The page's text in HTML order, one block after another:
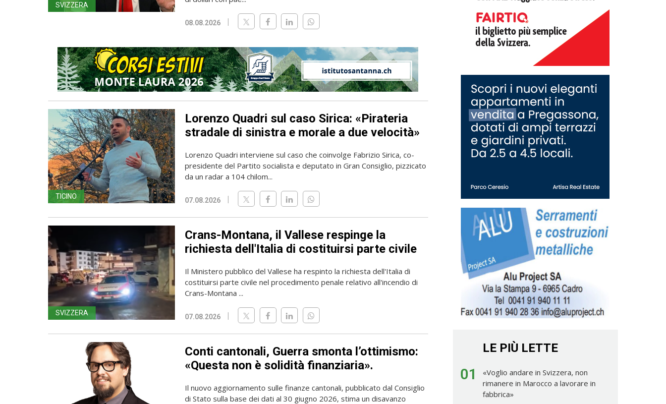
SVIZZERA
08.08.2026
TICINO
Lorenzo Quadri sul caso Sirica: «Pirateria
stradale di sinistra e morale a due velocità»
Lorenzo Quadri interviene sul caso che coinvolge Fabrizio Sirica, co-
presidente del Partito socialista e deputato in Gran Consiglio, pizzicato
da un radar a 104 chilom...
07.08.2026
SVIZZERA
Crans-Montana, il Vallese respinge la
richiesta dell'Italia di costituirsi parte civile
Il Ministero pubblico del Vallese ha respinto la richiesta dell'Italia di
costituirsi parte civile nel procedimento penale relativo all'incendio di
Crans-Montana ...
07.08.2026
Conti cantonali, Guerra smonta l’ottimismo:
«Questa non è solidità finanziaria».
Il nuovo aggiornamento sulle finanze cantonali, pubblicato dal Consiglio
di Stato sulla base dei dati al 30 giugno 2026, stima un disavanzo
LE PIÙ LETTE
01
«Voglio andare in Svizzera, non
rimanere in Marocco a lavorare in
fabbrica»